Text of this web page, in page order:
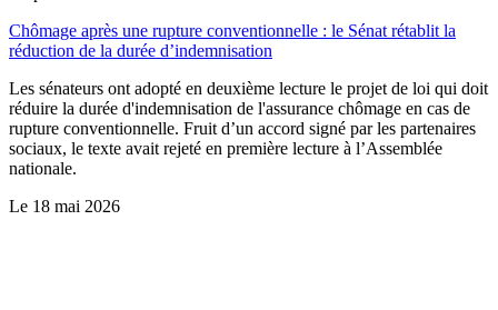
Chômage après une rupture conventionnelle : le Sénat rétablit la
réduction de la durée d’indemnisation
Les sénateurs ont adopté en deuxième lecture le projet de loi qui doit
réduire la durée d'indemnisation de l'assurance chômage en cas de
rupture conventionnelle. Fruit d’un accord signé par les partenaires
sociaux, le texte avait rejeté en première lecture à l’Assemblée
nationale.
Le 18 mai 2026